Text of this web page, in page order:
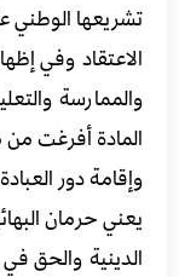
الاعتقاد وفي
والممارسة
المادة أفرغت
وإقامة دور
يعني حرمان
الدينية والحق